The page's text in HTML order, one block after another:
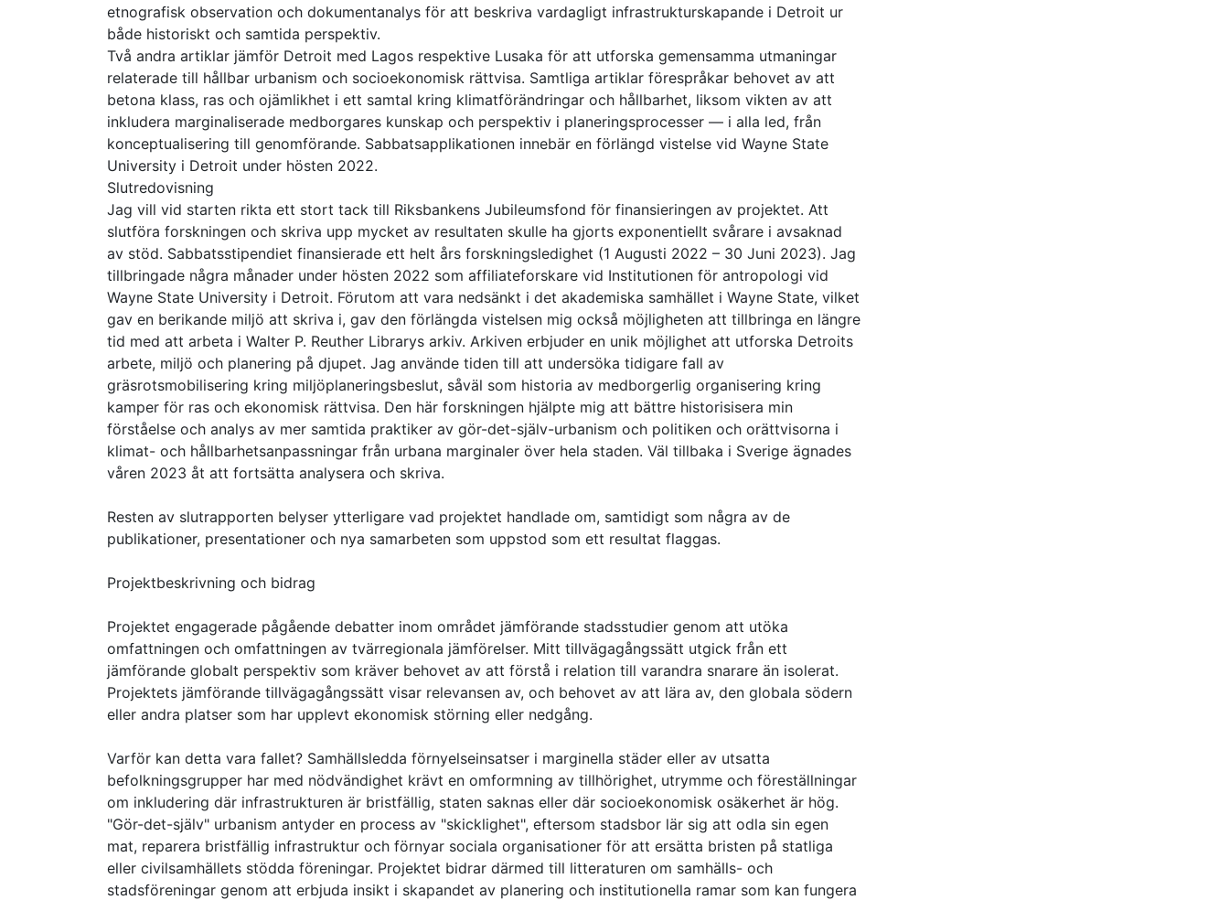
etnografisk observation och dokumentanalys för att beskriva vardagligt infrastrukturskapande i Detroit ur
både historiskt och samtida perspektiv.
Två andra artiklar jämför Detroit med Lagos respektive Lusaka för att utforska gemensamma utmaningar
relaterade till hållbar urbanism och socioekonomisk rättvisa. Samtliga artiklar förespråkar behovet av att
betona klass, ras och ojämlikhet i ett samtal kring klimatförändringar och hållbarhet, liksom vikten av att
inkludera marginaliserade medborgares kunskap och perspektiv i planeringsprocesser — i alla led, från
konceptualisering till genomförande. Sabbatsapplikationen innebär en förlängd vistelse vid Wayne State
University i Detroit under hösten 2022.
Slutredovisning
Jag vill vid starten rikta ett stort tack till Riksbankens Jubileumsfond för finansieringen av projektet. Att
slutföra forskningen och skriva upp mycket av resultaten skulle ha gjorts exponentiellt svårare i avsaknad
av stöd. Sabbatsstipendiet finansierade ett helt års forskningsledighet (1 Augusti 2022 – 30 Juni 2023). Jag
tillbringade några månader under hösten 2022 som affiliateforskare vid Institutionen för antropologi vid
Wayne State University i Detroit. Förutom att vara nedsänkt i det akademiska samhället i Wayne State, vilket
gav en berikande miljö att skriva i, gav den förlängda vistelsen mig också möjligheten att tillbringa en längre
tid med att arbeta i Walter P. Reuther Librarys arkiv. Arkiven erbjuder en unik möjlighet att utforska Detroits
arbete, miljö och planering på djupet. Jag använde tiden till att undersöka tidigare fall av
gräsrotsmobilisering kring miljöplaneringsbeslut, såväl som historia av medborgerlig organisering kring
kamper för ras och ekonomisk rättvisa. Den här forskningen hjälpte mig att bättre historisisera min
förståelse och analys av mer samtida praktiker av gör-det-själv-urbanism och politiken och orättvisorna i
klimat- och hållbarhetsanpassningar från urbana marginaler över hela staden. Väl tillbaka i Sverige ägnades
våren 2023 åt att fortsätta analysera och skriva.
Resten av slutrapporten belyser ytterligare vad projektet handlade om, samtidigt som några av de
publikationer, presentationer och nya samarbeten som uppstod som ett resultat flaggas.
Projektbeskrivning och bidrag
Projektet engagerade pågående debatter inom området jämförande stadsstudier genom att utöka
omfattningen och omfattningen av tvärregionala jämförelser. Mitt tillvägagångssätt utgick från ett
jämförande globalt perspektiv som kräver behovet av att förstå i relation till varandra snarare än isolerat.
Projektets jämförande tillvägagångssätt visar relevansen av, och behovet av att lära av, den globala södern
eller andra platser som har upplevt ekonomisk störning eller nedgång.
Varför kan detta vara fallet? Samhällsledda förnyelseinsatser i marginella städer eller av utsatta
befolkningsgrupper har med nödvändighet krävt en omformning av tillhörighet, utrymme och föreställningar
om inkludering där infrastrukturen är bristfällig, staten saknas eller där socioekonomisk osäkerhet är hög.
"Gör-det-själv" urbanism antyder en process av "skicklighet", eftersom stadsbor lär sig att odla sin egen
mat, reparera bristfällig infrastruktur och förnyar sociala organisationer för att ersätta bristen på statliga
eller civilsamhällets stödda föreningar. Projektet bidrar därmed till litteraturen om samhälls- och
stadsföreningar genom att erbjuda insikt i skapandet av planering och institutionella ramar som kan fungera